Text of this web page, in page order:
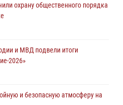
повреждений супруге
охрану общественного порядка
и МВД подвели итоги
и безопасную атмосферу на